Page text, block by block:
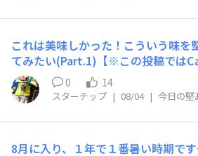
これは美味しかった！こういう味を
てみたい(Part.1)【※この投稿では
れている、もしくは販売されていた
しも堅あげポテトで実現したら？に
※】現在Calbeeさんより期間限定で
とのコラボ商品「グリーンホットウ
0 14
スターチップ | 08/04 | 今日の堅
8月に入り、１年で１番暑い時期で